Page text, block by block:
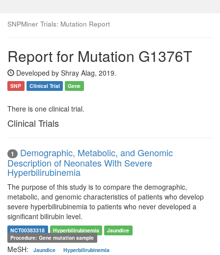
SNPMiner Trials: Mutation Report
Report for Mutation G1376T
Developed by Shray Alag, 2019.
SNP Clinical Trial Gene
There is one clinical trial.
Clinical Trials
1
Demographic, Metabolic, and Genomic
Description of Neonates With Severe
Hyperbilirubinemia
The purpose of this study is to compare the demographic,
metabolic, and genomic characteristics of patients who develop
severe hyperbilirubinemia to patients who never developed a
significant bilirubin level.
NCT00383318 Hyperbilirubinemia
Jaundice
Procedure: Gene mutation sample
MeSH: Jaundice Hyperbilirubinemia